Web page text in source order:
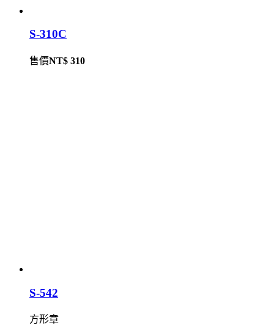
S-310C
售價NT$ 310
S-542
方形章